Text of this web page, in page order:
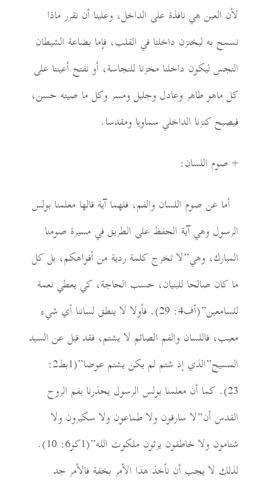
لأن العين هي نافذة على الداخل، وعلينا أن نقرر ماذا
نسمح به ليختزن داخلنا في القلب، فإما بضاعة الشيطان
النجس ليكون داخلنا مخزنا للنجاسة، أو نفتح أعيننا على
كل ماهو طاهر وعادل وجليل ومسر وكل ما صيته حسن،
فيصبح كنزنا الداخلي سماويا ومقدسا.
+ صوم اللسان:
أما عن صوم اللسان والفم، فلهما آية قالها معلمنا بولس
الرسول وهي آية الحفظ على الطريق في مسيرة صومنا
المبارك، وهي”لا تخرج كلمة ردية من أفواهكم، بل كل
ما كان صالحا للبنيان، حسب الحاجة، كي يعطي نعمة
للسامعين”(أف4: 29)
. فأولا لا ينطق لساننا أي شيء
معيب، فاللسان والفم الصائم لا يشتم، فقد قيل عن السيد
المسيح”
الذي إذ شتم لم يكن يشتم عوضا”(1بط2:
23). كما
أن معلمنا بولس الرسول يحذرنا بفم الروح
القدس أن”لا سارقون ولا طماعون ولا سكيرون ولا
شتامون ولا خاطفون يرثون ملكوت الله”(1كو6: 10).
لذلك لا يجب أن نأخذ هذا الأمر بخفة فالأمر جد